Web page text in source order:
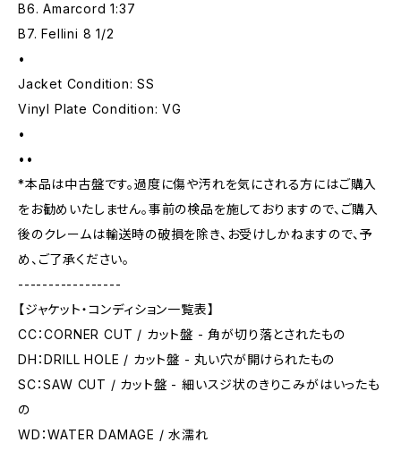
B6. Amarcord 1:37
B7. Fellini 8 1/2
•
Jacket Condition: SS
Vinyl Plate Condition: VG
•
••
*本品は中古盤です。過度に傷や汚れを気にされる方にはご購入
をお勧めいたしません。事前の検品を施しておりますので、ご購入
後のクレームは輸送時の破損を除き、お受けしかねますので、予
め、ご了承ください。
-----------------
【ジャケット・コンディション一覧表】
CC：CORNER CUT / カット盤 - 角が切り落とされたもの
DH：DRILL HOLE / カット盤 - 丸い穴が開けられたもの
SC：SAW CUT / カット盤 - 細いスジ状のきりこみがはいったも
の
WD：WATER DAMAGE / 水濡れ